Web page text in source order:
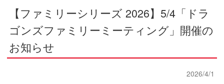
【ファミリーシリーズ 2026】5/4「ドラ
ゴンズファミリーミーティング」開催の
お知らせ
2026/4/1